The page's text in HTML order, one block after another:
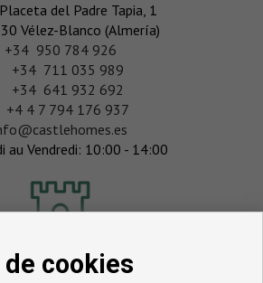
del Padre Tapia, 1
Vélez-Blanco (Almería)
‎+34 950 784 926
+34 711 035 989
+34 641 932 692
+4 4 7 794 176 937
au Vendredi: 10:00 - 14:00
cookies